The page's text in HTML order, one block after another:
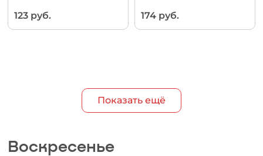
123 руб. 174 руб.
Показать ещё
Воскресенье